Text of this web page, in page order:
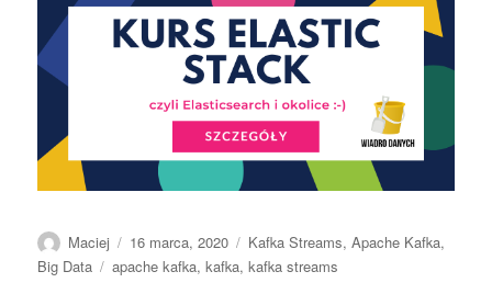
Autor
Maciej
Data
publikacji
16 marca, 2020 Kategorie
Kafka Streams,Apache Kafka,
Big Data
Tagi
apache kafka,kafka,kafka streams